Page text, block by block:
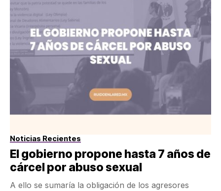
Noticias Recientes
El gobierno propone hasta 7 años de
cárcel por abuso sexual
A ello se sumaría la obligación de los agresores